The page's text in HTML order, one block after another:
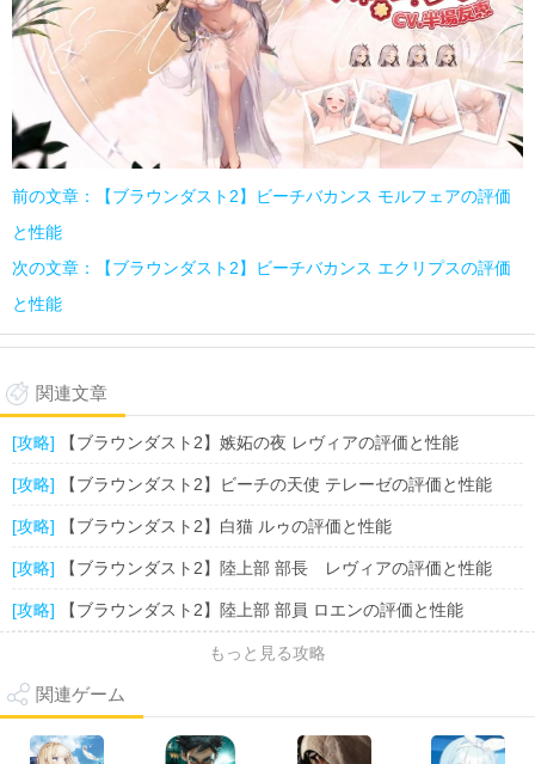
前の文章：【ブラウンダスト2】ビーチバカンス モルフェアの評価
と性能
次の文章：【ブラウンダスト2】ビーチバカンス エクリプスの評価
と性能
関連文章
[攻略] 【ブラウンダスト2】嫉妬の夜 レヴィアの評価と性能
[攻略] 【ブラウンダスト2】ビーチの天使 テレーゼの評価と性能
[攻略] 【ブラウンダスト2】白猫 ルゥの評価と性能
[攻略] 【ブラウンダスト2】陸上部 部長 レヴィアの評価と性能
[攻略] 【ブラウンダスト2】陸上部 部員 ロエンの評価と性能
もっと見る攻略
関連ゲーム